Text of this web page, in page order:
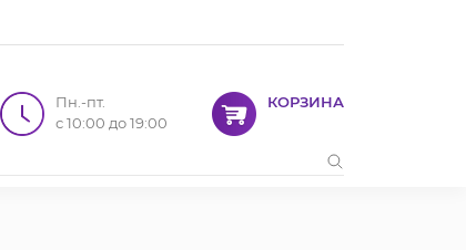
Пн.-пт.
с 10:00 до 19:00
КОРЗИНА